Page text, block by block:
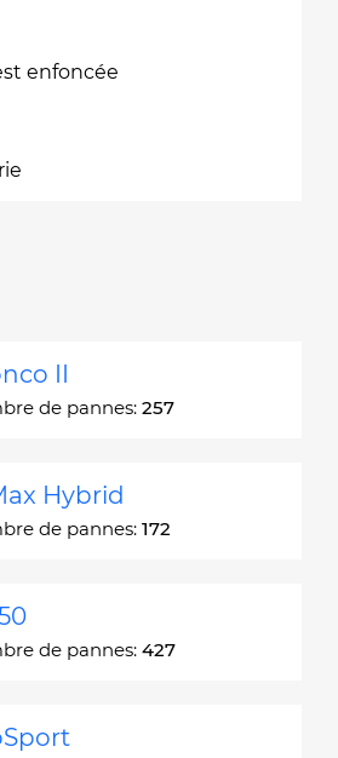
enfoncée
II
de pannes: 257
Hybrid
de pannes: 172
de pannes: 427